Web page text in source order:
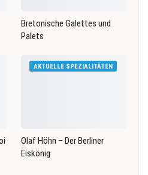
Bretonische Galettes und
Palets
AKTUELLE SPEZIALITÄTEN
Olaf Höhn – Der Berliner
Eiskönig